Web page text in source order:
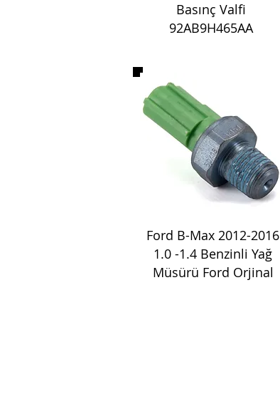
Basınç Valfi
92AB9H465AA
Ford B-Max 2012-2016
1.0 -1.4 Benzinli Yağ
Müsürü Ford Orjinal